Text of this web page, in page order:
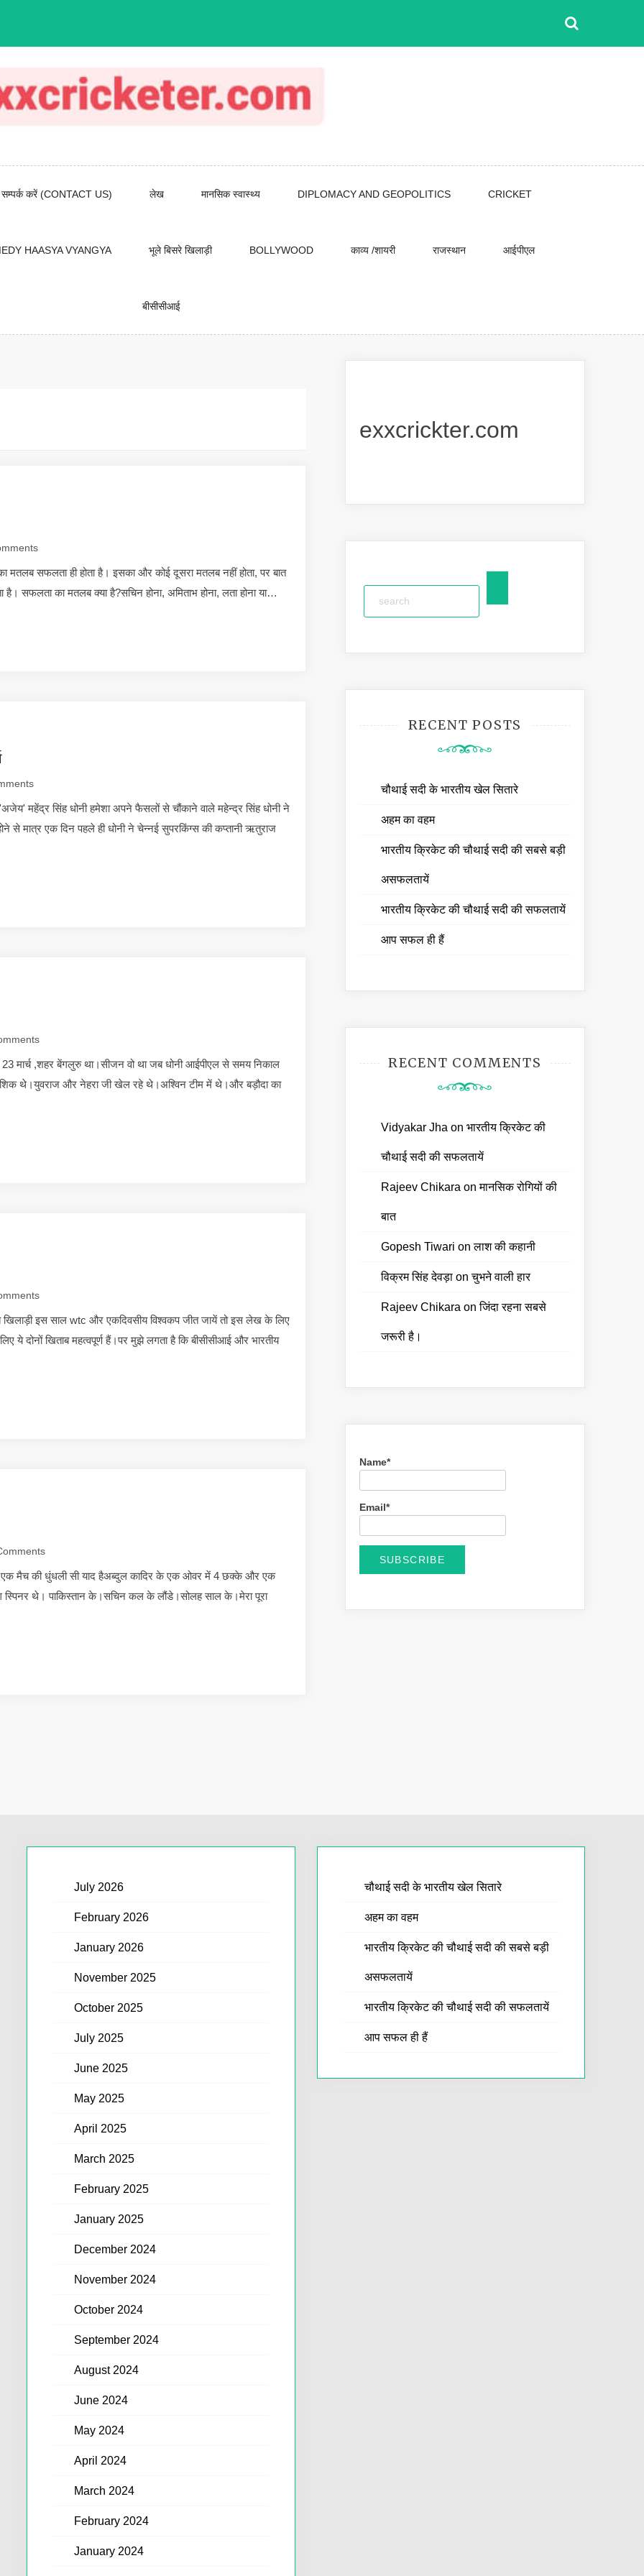
सम्पर्क करें (CONTACT US) लेख मानसिक स्वास्थ्य DIPLOMACY AND GEOPOLITICS CRICKET
HAASYA VYANGYA भूले बिसरे खिलाड़ी BOLLYWOOD काव्य /शायरी राजस्थान आईपीएल
बीसीसीआई
सफलता ही होता है। इसका और कोई दूसरा मतलब नहीं होता, पर बात
सफलता का मतलब क्या है?सचिन होना, अमिताभ होना, लता होना या…
महेंद्र सिंह धोनी हमेशा अपने फैसलों से चौंकाने वाले महेन्द्र सिंह धोनी ने
मात्र एक दिन पहले ही धोनी ने चेन्नई सुपरकिंग्स की कप्तानी ऋतुराज
मार्च ,शहर बेंगलुरु था।सीजन वो था जब धोनी आईपीएल से समय निकाल
थे।युवराज और नेहरा जी खेल रहे थे।अश्विन टीम में थे।और बड़ौदा का
खिलाड़ी इस साल wtc और एकदिवसीय विश्वकप जीत जायें तो इस लेख के लिए
ये दोनों खिताब महत्वपूर्ण हैं।पर मुझे लगता है कि बीसीसीआई और भारतीय
मैच की धुंधली सी याद हैअब्दुल कादिर के एक ओवर में 4 छक्के और एक
स्पिनर थे। पाकिस्तान के।सचिन कल के लौंडे।सोलह साल के।मेरा पूरा
exxcrickter.com
RECENT POSTS
चौथाई सदी के भारतीय खेल सितारे
अहम का वहम
भारतीय क्रिकेट की चौथाई सदी की सबसे बड़ी
असफलतायें
भारतीय क्रिकेट की चौथाई सदी की सफलतायें
आप सफल ही हैं
RECENT COMMENTS
Vidyakar Jha on भारतीय क्रिकेट की
चौथाई सदी की सफलतायें
Rajeev Chikara onमानसिक रोगियों की
बात
Gopesh Tiwari onलाश की कहानी
विक्रम सिंह देवड़ाonचुभने वाली हार
Rajeev Chikara onजिंदा रहना सबसे
जरूरी है।
Name*
Email*
July 2026
February 2026
January 2026
November 2025
October 2025
July 2025
June 2025
May 2025
April 2025
March 2025
February 2025
January 2025
December 2024
November 2024
October 2024
September 2024
August 2024
June 2024
May 2024
April 2024
March 2024
February 2024
January 2024
चौथाई सदी के भारतीय खेल सितारे
अहम का वहम
भारतीय क्रिकेट की चौथाई सदी की सबसे बड़ी
असफलतायें
भारतीय क्रिकेट की चौथाई सदी की सफलतायें
आप सफल ही हैं